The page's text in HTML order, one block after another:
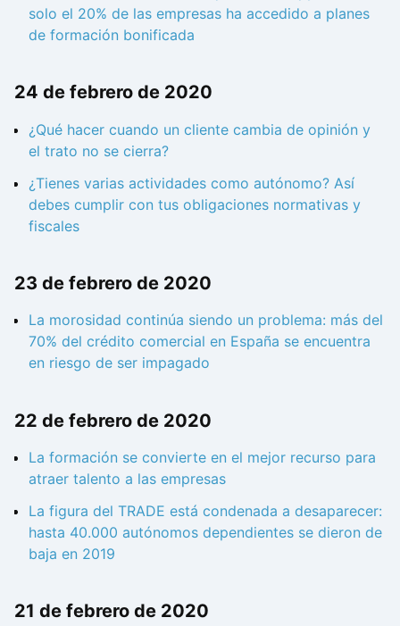
solo el 20% de las empresas ha accedido a planes
de formación bonificada
24 de febrero de 2020
¿Qué hacer cuando un cliente cambia de opinión y
el trato no se cierra?
¿Tienes varias actividades como autónomo? Así
debes cumplir con tus obligaciones normativas y
fiscales
23 de febrero de 2020
La morosidad continúa siendo un problema: más del
70% del crédito comercial en España se encuentra
en riesgo de ser impagado
22 de febrero de 2020
La formación se convierte en el mejor recurso para
atraer talento a las empresas
La figura del TRADE está condenada a desaparecer:
hasta 40.000 autónomos dependientes se dieron de
baja en 2019
21 de febrero de 2020